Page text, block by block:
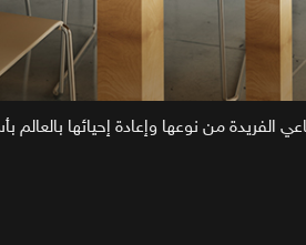
من نوعها وإعادة إحيائها بالعالم